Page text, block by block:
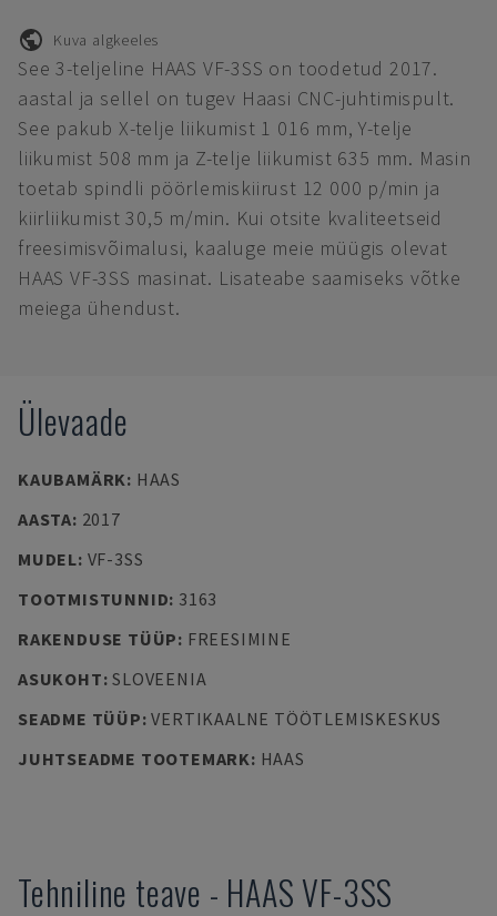
Kuva algkeeles
See 3-teljeline HAAS VF-3SS on toodetud 2017.
aastal ja sellel on tugev Haasi CNC-juhtimispult.
See pakub X-telje liikumist 1 016 mm, Y-telje
liikumist 508 mm ja Z-telje liikumist 635 mm. Masin
toetab spindli pöörlemiskiirust 12 000 p/min ja
kiirliikumist 30,5 m/min. Kui otsite kvaliteetseid
freesimisvõimalusi, kaaluge meie müügis olevat
HAAS VF-3SS masinat. Lisateabe saamiseks võtke
meiega ühendust.
Ülevaade
KAUBAMÄRK: HAAS
AASTA: 2017
MUDEL: VF-3SS
TOOTMISTUNNID: 3163
RAKENDUSE TÜÜP: FREESIMINE
ASUKOHT:SLOVEENIA
SEADME TÜÜP:VERTIKAALNE TÖÖTLEMISKESKUS
JUHTSEADME TOOTEMARK: HAAS
Tehniline teave - HAAS VF-3SS